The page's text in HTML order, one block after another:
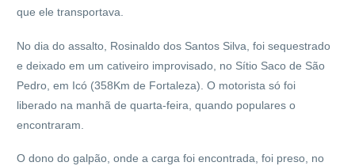
que ele transportava.
No dia do assalto, Rosinaldo dos Santos Silva, foi sequestrado
e deixado em um cativeiro improvisado, no Sítio Saco de São
Pedro, em Icó (358Km de Fortaleza). O motorista só foi
liberado na manhã de quarta-feira, quando populares o
encontraram.
O dono do galpão, onde a carga foi encontrada, foi preso, no